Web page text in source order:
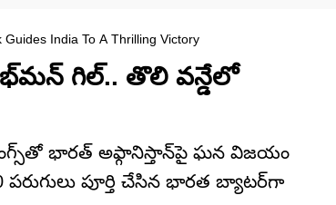
India To A Thrilling Victory
గిల్.. తొలి వన్డేలో
భారత్ అఫ్గానిస్తాన్‌పై ఘన విజయం
పూర్తి చేసిన భారత బ్యాటర్‌గా